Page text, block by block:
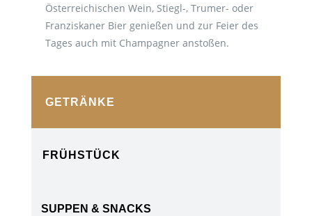
Österreichischen Wein, Stiegl-, Trumer- oder
Franziskaner Bier genießen und zur Feier des
Tages auch mit Champagner anstoßen.
GETRÄNKE
FRÜHSTÜCK
SUPPEN & SNACKS